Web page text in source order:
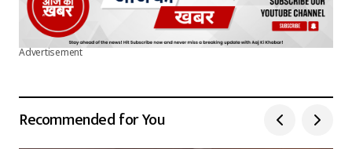
Advertisement
Recommended for You